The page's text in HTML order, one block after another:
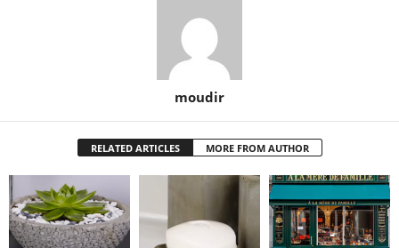
moudir
RELATED ARTICLES MORE FROM AUTHOR